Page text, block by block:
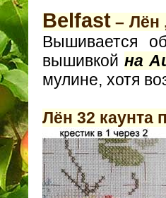
Belfast – Лён
Вышивается
вышивкойна
мулине, хотя
Лён 32 каунта